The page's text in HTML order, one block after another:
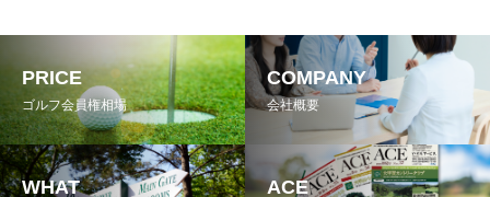
PRICE
ゴルフ会員権相場
COMPANY
会社概要
WHAT ACE